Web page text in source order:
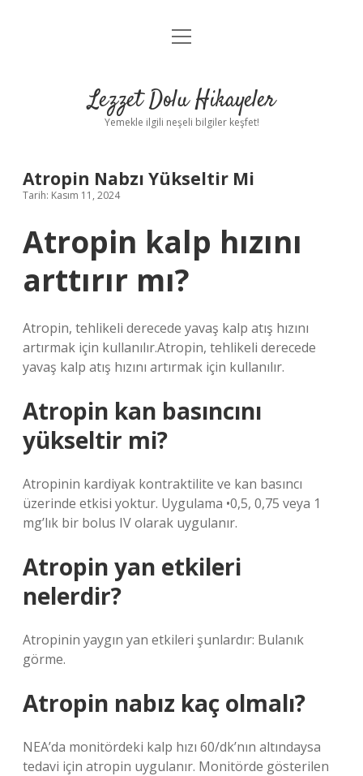
Anasayfa
Yasal Uyarı
menüyü
Lezzet Dolu Hikayeler
Yemekle ilgili neşeli bilgiler keşfet!
Atropin Nabzı Yükseltir Mi
Tarih: Kasım 11, 2024
Atropin kalp hızını
arttırır mı?
Atropin, tehlikeli derecede yavaş kalp atış hızını
artırmak için kullanılır.Atropin, tehlikeli derecede
yavaş kalp atış hızını artırmak için kullanılır.
Atropin kan basıncını
yükseltir mi?
Atropinin kardiyak kontraktilite ve kan basıncı
üzerinde etkisi yoktur. Uygulama •0,5, 0,75 veya 1
mg’lık bir bolus IV olarak uygulanır.
Atropin yan etkileri
nelerdir?
Atropinin yaygın yan etkileri şunlardır: Bulanık
görme.
Atropin nabız kaç olmalı?
NEA’da monitördeki kalp hızı 60/dk’nın altındaysa
tedavi için atropin uygulanır. Monitörde gösterilen